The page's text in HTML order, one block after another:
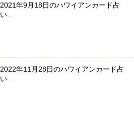
2021年9月18日のハワイアンカード占
い...
2022年11月28日のハワイアンカード占
い...